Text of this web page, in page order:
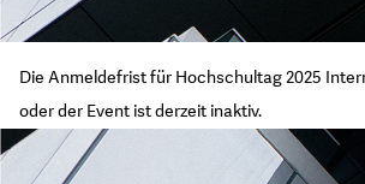
Die Anmeldefrist für Hochschultag 2025
oder der Event ist derzeit inaktiv.